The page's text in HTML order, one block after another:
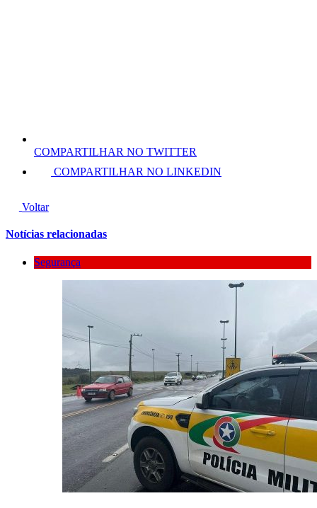
COMPARTILHAR NO TWITTER
COMPARTILHAR NO LINKEDIN
Voltar
Notícias relacionadas
Segurança